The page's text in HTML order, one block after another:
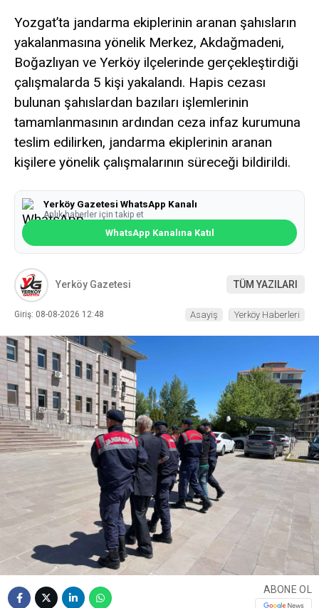
Yozgat’ta jandarma ekiplerinin aranan şahısların
yakalanmasına yönelik Merkez, Akdağmadeni,
Boğazlıyan ve Yerköy ilçelerinde gerçekleştirdiği
çalışmalarda 5 kişi yakalandı. Hapis cezası
bulunan şahıslardan bazıları işlemlerinin
tamamlanmasının ardından ceza infaz kurumuna
teslim edilirken, jandarma ekiplerinin aranan
kişilere yönelik çalışmalarının süreceği bildirildi.
Yerköy Gazetesi WhatsApp Kanalı
Anlık haberler için takip et
WhatsApp Kanalına Katıl
Yerköy Gazetesi TÜM YAZILARI
Giriş: 08-08-2026 12:48 Asayiş Yerköy Haberleri
ABONE OL